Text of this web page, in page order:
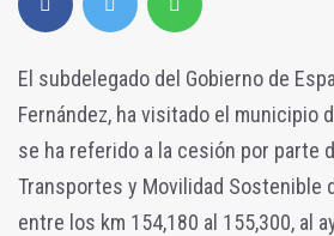
El subdelegado del Gobierno de
Fernández, ha visitado el municipio
se ha referido a la cesión por parte
Transportes y Movilidad Sostenible
entre los km 154,180 al 155,300, al